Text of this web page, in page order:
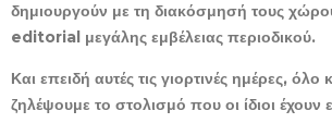
δημιουργούν με τη διακόσμησή τους
editorial μεγάλης εμβέλειας περιοδικού.
Και επειδή αυτές τις γιορτινές ημέρες,
ζηλέψουμε το στολισμό που οι ίδιοι